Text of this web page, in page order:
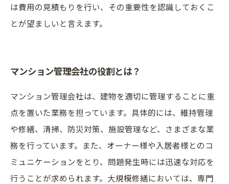
は費用の見積もりを行い、その重要性を認識しておくこ
とが望ましいと言えます。
マンション管理会社の役割とは？
マンション管理会社は、建物を適切に管理することに重
点を置いた業務を担っています。具体的には、維持管理
や修繕、清掃、防災対策、施設管理など、さまざまな業
務を行っています。また、オーナー様や入居者様とのコ
ミュニケーションをとり、問題発生時には迅速な対応を
行うことが求められます。大規模修繕においては、専門